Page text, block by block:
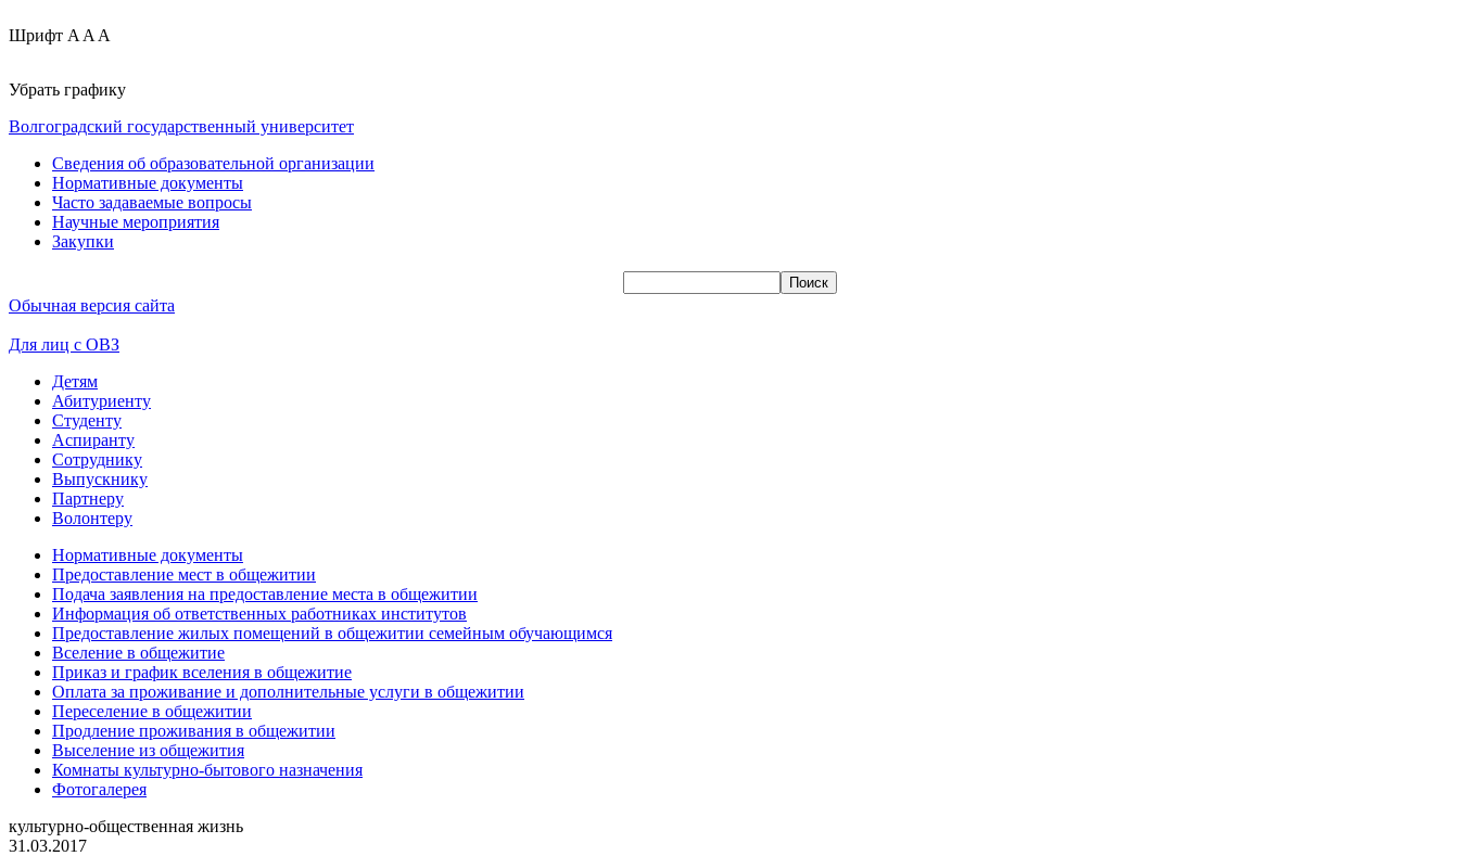
Шрифт A A A
Убрать графику
Волгоградский государственный университет
Сведения об образовательной организации
Нормативные документы
Часто задаваемые вопросы
Научные мероприятия
Закупки
Обычная версия сайта
Для лиц с ОВЗ
Детям
Абитуриенту
Студенту
Аспиранту
Сотруднику
Выпускнику
Партнеру
Волонтеру
Нормативные документы
Предоставление мест в общежитии
Подача заявления на предоставление места в общежитии
Информация об ответственных работниках институтов
Предоставление жилых помещений в общежитии семейным обучающимся
Вселение в общежитие
Приказ и график вселения в общежитие
Оплата за проживание и дополнительные услуги в общежитии
Переселение в общежитии
Продление проживания в общежитии
Выселение из общежития
Комнаты культурно-бытового назначения
Фотогалерея
культурно-общественная жизнь
31.03.2017